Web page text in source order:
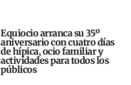
Equiocio arranca su 35º
aniversario con cuatro días
de hípica, ocio familiar y
actividades para todos los
públicos